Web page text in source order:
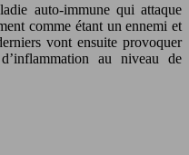
auto-immune qui attaque
comme étant un ennemi et
vont ensuite provoquer
au niveau de